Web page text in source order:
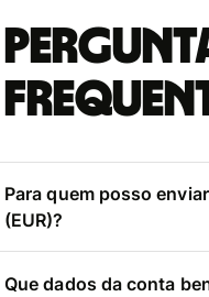
Para quem posso
(EUR)?
Que dados da conta